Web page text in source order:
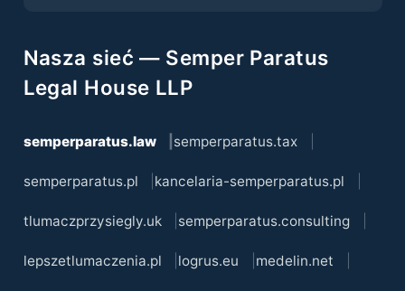
Nasza sieć — Semper Paratus
Legal House LLP
semperparatus.law semperparatus.tax
semperparatus.pl kancelaria-semperparatus.pl
tlumaczprzysiegly.uk semperparatus.consulting
lepszetlumaczenia.pl logrus.eu medelin.net